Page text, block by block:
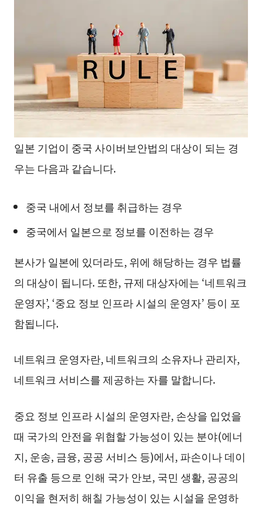
일본 기업이 중국 사이버보안법의 대상이 되는 경
우는 다음과 같습니다.
중국 내에서 정보를 취급하는 경우
중국에서 일본으로 정보를 이전하는 경우
본사가 일본에 있더라도, 위에 해당하는 경우 법률
의 대상이 됩니다. 또한, 규제 대상자에는 ‘네트워크
운영자’, ‘중요 정보 인프라 시설의 운영자’ 등이 포
함됩니다.
네트워크 운영자란, 네트워크의 소유자나 관리자,
네트워크 서비스를 제공하는 자를 말합니다.
중요 정보 인프라 시설의 운영자란, 손상을 입었을
때 국가의 안전을 위협할 가능성이 있는 분야(에너
지, 운송, 금융, 공공 서비스 등)에서, 파손이나 데이
터 유출 등으로 인해 국가 안보, 국민 생활, 공공의
이익을 현저히 해칠 가능성이 있는 시설을 운영하